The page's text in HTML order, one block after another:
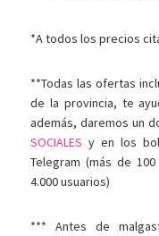
*A todos los precios
**Todas las ofertas
de la provincia, te
además, daremos un
SOCIALES y en los
Telegram (más de
4.000 usuarios)
*** Antes de